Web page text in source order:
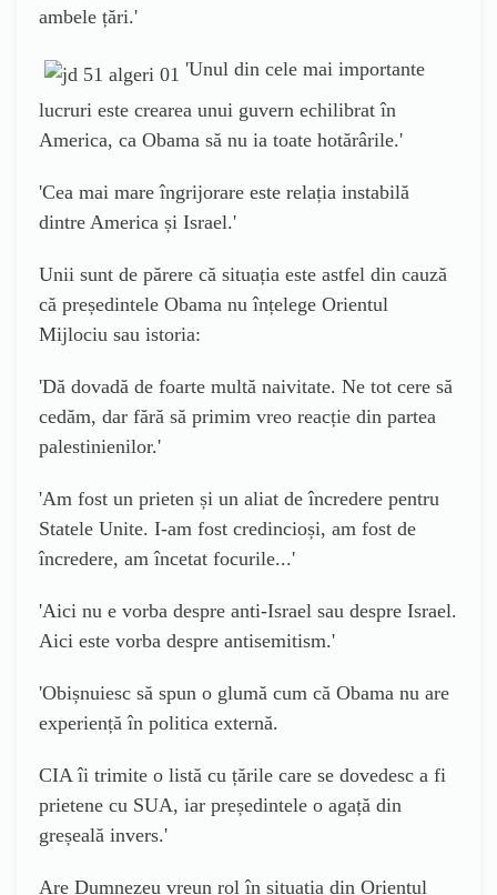
ambele țări.'
'Unul din cele mai importante
lucruri este crearea unui guvern echilibrat în
America, ca Obama să nu ia toate hotărârile.'
'Cea mai mare îngrijorare este relația instabilă
dintre America și Israel.'
Unii sunt de părere că situația este astfel din cauză
că președintele Obama nu înțelege Orientul
Mijlociu sau istoria:
'Dă dovadă de foarte multă naivitate. Ne tot cere să
cedăm, dar fără să primim vreo reacție din partea
palestinienilor.'
'Am fost un prieten și un aliat de încredere pentru
Statele Unite. I-am fost credincioși, am fost de
încredere, am încetat focurile...'
'Aici nu e vorba despre anti-Israel sau despre Israel.
Aici este vorba despre antisemitism.'
'Obișnuiesc să spun o glumă cum că Obama nu are
experiență în politica externă.
CIA îi trimite o listă cu țările care se dovedesc a fi
prietene cu SUA, iar președintele o agață din
greșeală invers.'
Are Dumnezeu vreun rol în situația din Orientul